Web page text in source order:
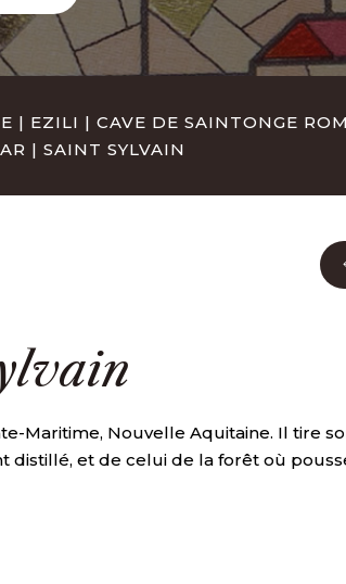
| EZILI | CAVE DE SAINTONGE
| SAINT SYLVAIN
Maritime, Nouvelle Aquitaine. Il tire
distillé, et de celui de la forêt où